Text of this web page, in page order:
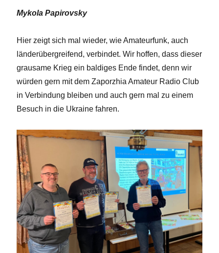
Mykola Papirovsky
Hier zeigt sich mal wieder, wie Amateurfunk, auch
länderübergreifend, verbindet. Wir hoffen, dass dieser
grausame Krieg ein baldiges Ende findet, denn wir
würden gern mit dem Zaporzhia Amateur Radio Club
in Verbindung bleiben und auch gern mal zu einem
Besuch in die Ukraine fahren.